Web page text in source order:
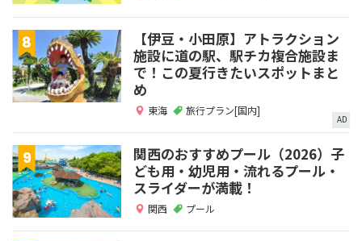
【伊豆・小田原】アトラクション
施設に道の駅、駅チカ複合施設ま
で！この夏行きたいスポットまと
め
東海 旅行プラン[国内]
AD
関西のおすすめプール（2026）子
ども用・幼児用・流れるプール・
スライダーが満載！
関西 プール